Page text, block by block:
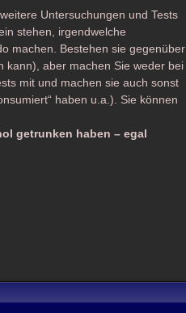
Untersuchungen und Tests
stehen, irgendwelche
machen. Bestehen sie gegenüber
kann), aber machen Sie weder bei
mit und machen sie auch sonst
haben u.a.). Sie können
getrunken haben – egal